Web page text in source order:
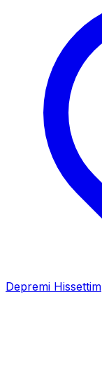
Depremi Hissettim